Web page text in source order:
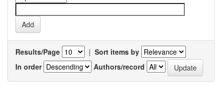
Results/Page | Sort items by
In order
Authors/record